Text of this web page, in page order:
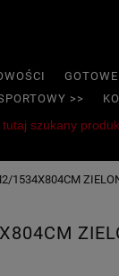
>>
1534X804CM